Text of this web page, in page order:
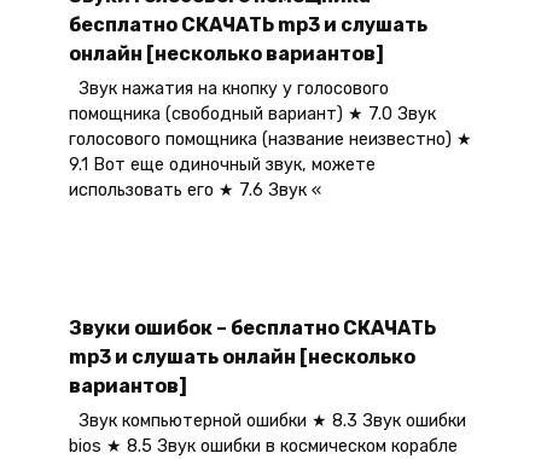
бесплатно СКАЧАТЬ mp3 и слушать
онлайн [несколько вариантов]
Звук нажатия на кнопку у голосового
помощника (свободный вариант) ★ 7.0 Звук
голосового помощника (название неизвестно) ★
9.1 Вот еще одиночный звук, можете
использовать его ★ 7.6 Звук «
Звуки ошибок – бесплатно СКАЧАТЬ
mp3 и слушать онлайн [несколько
вариантов]
Звук компьютерной ошибки ★ 8.3 Звук ошибки
bios ★ 8.5 Звук ошибки в космическом корабле